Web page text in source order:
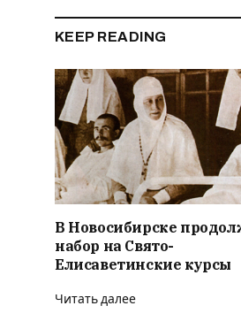
KEEP READING
В Новосибирске
набор на Свято-
Елисаветинские курсы
Читать далее